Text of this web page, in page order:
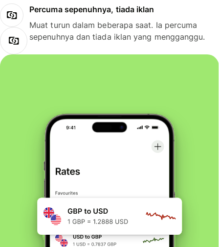
Percuma sepenuhnya, tiada iklan
Muat turun dalam beberapa saat. Ia percuma
sepenuhnya dan tiada iklan yang mengganggu.